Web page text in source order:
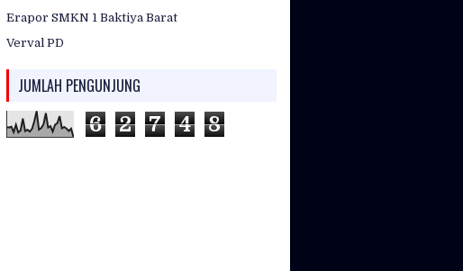
Erapor SMKN 1 Baktiya Barat
Verval PD
JUMLAH PENGUNJUNG
6 2 7 4 8